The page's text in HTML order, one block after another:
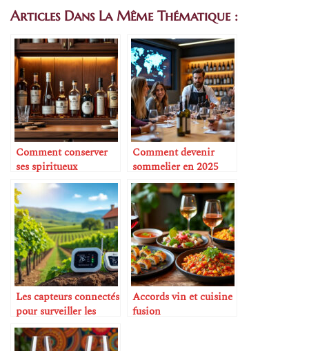
Articles Dans La Même Thématique :
Comment conserver
ses spiritueux
correctement
Comment devenir
sommelier en 2025
Les capteurs connectés
pour surveiller les
vignes
Accords vin et cuisine
fusion